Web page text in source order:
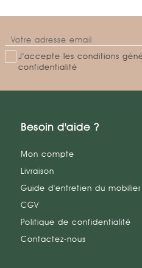
J'accepte les conditions
confidentialité
Besoin d'aide ?
Mon compte
Livraison
Guide d'entretien du mobilier
CGV
Politique de confidentialité
Contactez-nous